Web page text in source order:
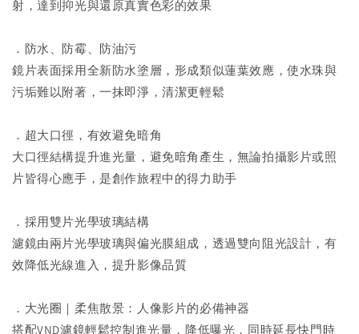
射，達到抑光與還原真實色彩的效果
．防水、防霉、防油污
鏡片表面採用全新防水塗層，形成類似蓮葉效應，使水珠與
污垢難以附著，一抹即淨，清潔更輕鬆
．超大口徑，有效避免暗角
大口徑結構提升進光量，避免暗角產生，無論拍攝影片或照
片皆得心應手，是創作旅程中的得力助手
．採用雙片光學玻璃結構
濾鏡由兩片光學玻璃與偏光膜組成，透過雙向阻光設計，有
效降低光線進入，提升影像品質
．大光圈｜柔焦散景：人像影片的必備神器
搭配VND濾鏡輕鬆控制進光量，降低曝光，同時延長快門時